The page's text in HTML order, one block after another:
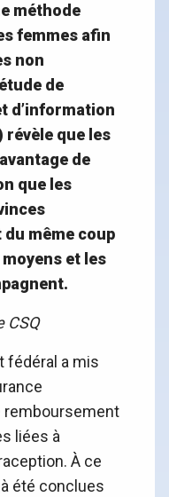
méthode
femmes afin
non
de
d’information
révèle que les
de
que les
même coup
et les
CSQ
fédéral a mis
remboursement
liées à
À ce
été conclues